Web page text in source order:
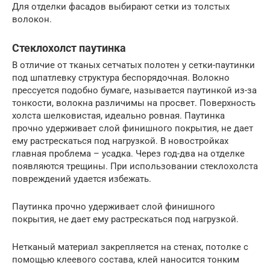
Для отделки фасадов выбирают сетки из толстых
волокон.
Стеклохолст паутинка
В отличие от тканых сетчатых полотен у сетки-паутинки
под шпатлевку структура беспорядочная. Волокно
прессуется подобно бумаге, называется паутинкой из-за
тонкости, волокна различимы на просвет. Поверхность
холста шелковистая, идеально ровная. Паутинка
прочно удерживает слой финишного покрытия, не дает
ему растрескаться под нагрузкой. В новостройках
главная проблема – усадка. Через год-два на отделке
появляются трещины. При использовании стеклохолста
повреждений удается избежать.
Паутинка прочно удерживает слой финишного
покрытия, не дает ему растрескаться под нагрузкой.
Нетканый материал закрепляется на стенах, потолке с
помощью клеевого состава, клей наносится тонким